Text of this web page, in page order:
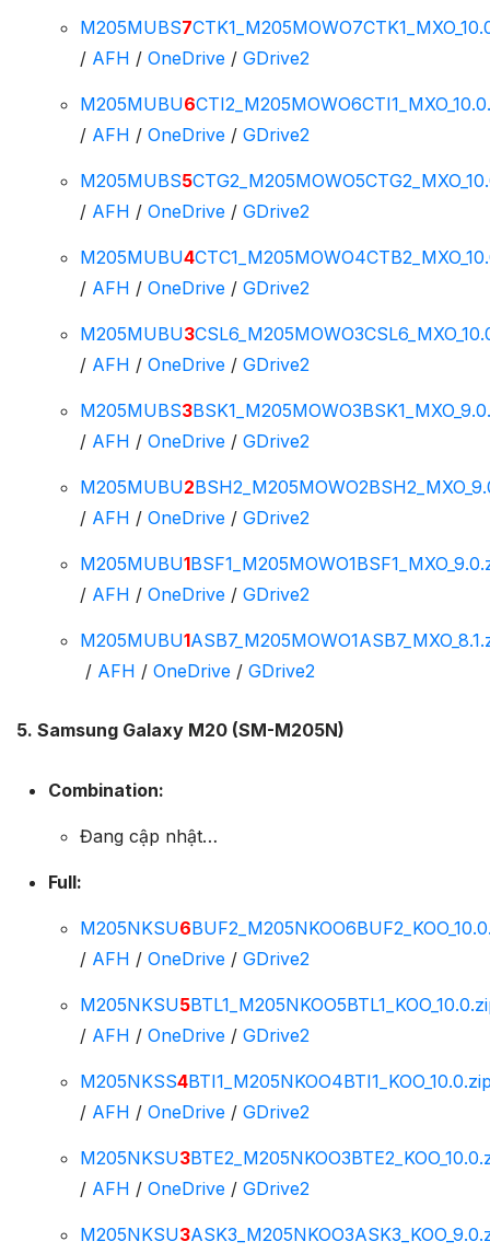
M205MUBS7
/ AFH / OneDrive/ GDrive2
M205MUBU6
/ AFH / OneDrive/ GDrive2
M205MUBS5
/ AFH / OneDrive/ GDrive2
M205MUBU4
/ AFH / OneDrive/ GDrive2
M205MUBU3
/ AFH / OneDrive/ GDrive2
M205MUBS3
/ AFH / OneDrive/ GDrive2
M205MUBU2
/ AFH / OneDrive/ GDrive2
M205MUBU1
/ AFH / OneDrive/ GDrive2
M205MUBU1
/ AFH / OneDrive/ GDrive2
5. Samsung Galaxy M20 (SM-M205N)
Combination:
Đang cập nhật…
Full:
M205NKSU6
/ AFH / OneDrive/ GDrive2
M205NKSU5
/ AFH / OneDrive/ GDrive2
M205NKSS4
/ AFH / OneDrive/ GDrive2
M205NKSU3
/ AFH / OneDrive/ GDrive2
M205NKSU3